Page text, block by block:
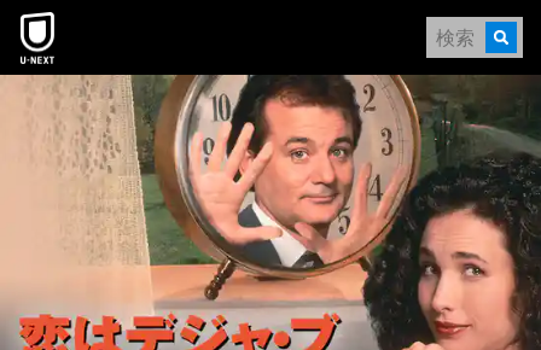
本文へスキップ